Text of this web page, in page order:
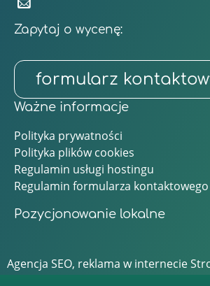
Zapytaj o wycenę:
formularz
Ważne informacje
Polityka prywatności
Polityka plików cookies
Regulamin usługi hostingu
Regulamin formularza kontaktowego
Pozycjonowanie lokalne
Agencja SEO, reklama w internecie